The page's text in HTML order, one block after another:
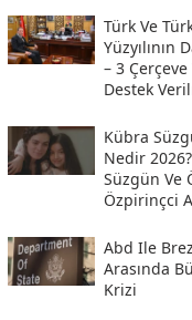
Türk Ve
Yüzyılının
– 3 Çerçeve
Destek
Kübra
Nedir
Süzgün Ve
Özpirinçci
Abd Ile
Arasında
Krizi